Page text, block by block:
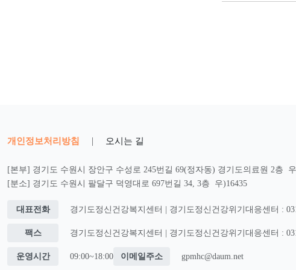
개인정보처리방침 | 오시는 길
[본부] 경기도 수원시 장안구 수성로 245번길 69(정자동) 경기도의료원 2층
[분소] 경기도 수원시 팔달구 덕영대로 697번길 34, 3층 우)16435
대표전화 경기도정신건강복지센터 | 경기도정신건강위기대응센터 :
팩스 경기도정신건강복지센터 | 경기도정신건강위기대응센터 :
운영시간 09:00~18:00 이메일주소 gpmhc@daum.net